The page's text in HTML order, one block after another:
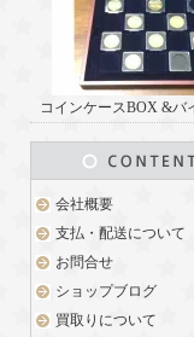
コインケースBOX &バ
会社概要
支払・配送について
お問合せ
ショップブログ
買取りについて